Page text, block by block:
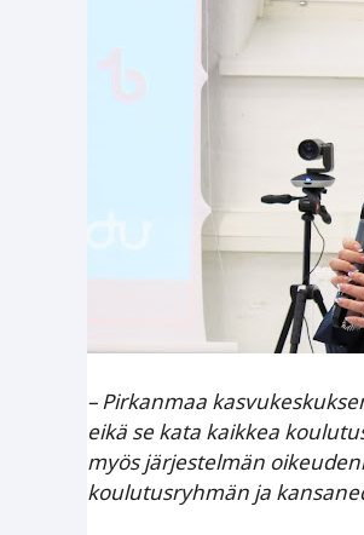
– Pirkanmaa
eikä se kata kaikkea
myös järjestelmän
koulutusryhmän ja